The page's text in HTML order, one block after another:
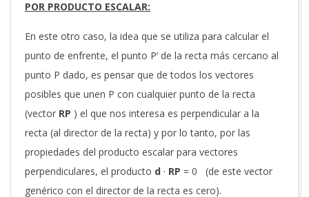
POR PRODUCTO ESCALAR:
En este otro caso, la idea que se utiliza para calcular el
punto de enfrente, el punto P’ de la recta más cercano al
punto P dado, es pensar que de todos los vectores
posibles que unen P con cualquier punto de la recta
(vector RP ) el que nos interesa es perpendicular a la
recta (al director de la recta) y por lo tanto, por las
propiedades del producto escalar para vectores
perpendiculares, el producto d · RP = 0 (de este vector
genérico con el director de la recta es cero).